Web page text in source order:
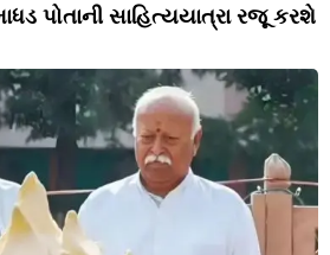
પોતાની સાહિત્યયાત્રા રજૂ કરશે